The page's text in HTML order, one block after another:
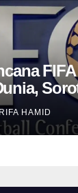
RIFA HAMID